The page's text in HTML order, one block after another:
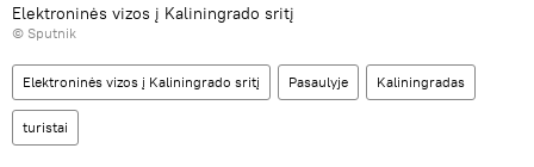
Elektroninės vizos į Kaliningrado sritį
© Sputnik
Elektroninės vizos į Kaliningrado sritį Pasaulyje Kaliningradas
turistai